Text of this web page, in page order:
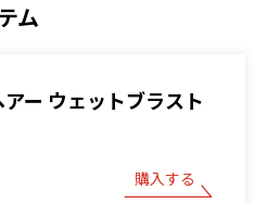
ム
ー ウェットブラスト
購入する